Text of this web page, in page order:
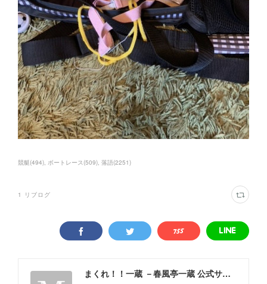
競艇(494) ボートレース (509) 落語(2251)
1 リブログ
まくれ！！一蔵 －春風亭一蔵 公式サイト－